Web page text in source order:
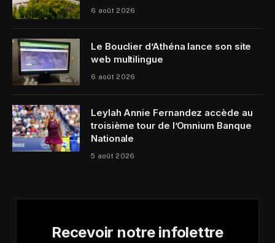
6 août 2026
Le Bouclier d’Athéna lance son site
web multilingue
6 août 2026
Leylah Annie Fernandez accède au
troisième tour de l’Omnium Banque
Nationale
5 août 2026
Recevoir notre infolettre